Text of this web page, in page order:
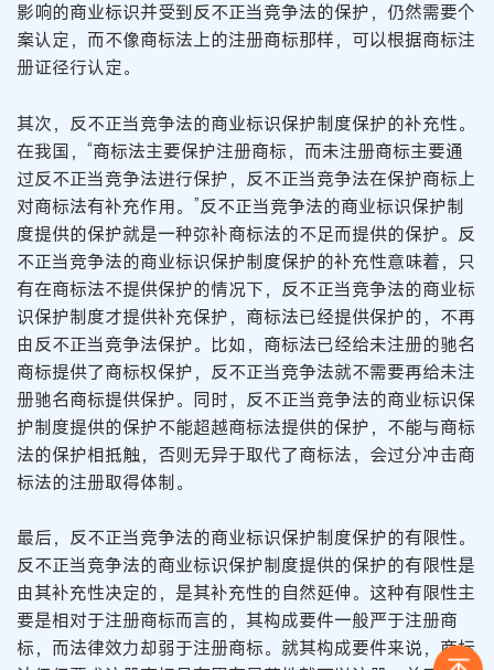
影响的商业标识并受到反不正当竞争法的保护，仍然需要个
案认定，而不像商标法上的注册商标那样，可以根据商标注
册证径行认定。
其次，反不正当竞争法的商业标识保护制度保护的补充性。
在我国，“商标法主要保护注册商标，而未注册商标主要通
过反不正当竞争法进行保护，反不正当竞争法在保护商标上
对商标法有补充作用。”反不正当竞争法的商业标识保护制
度提供的保护就是一种弥补商标法的不足而提供的保护。反
不正当竞争法的商业标识保护制度保护的补充性意味着，只
有在商标法不提供保护的情况下，反不正当竞争法的商业标
识保护制度才提供补充保护，商标法已经提供保护的，不再
由反不正当竞争法保护。比如，商标法已经给未注册的驰名
商标提供了商标权保护，反不正当竞争法就不需要再给未注
册驰名商标提供保护。同时，反不正当竞争法的商业标识保
护制度提供的保护不能超越商标法提供的保护，不能与商标
法的保护相抵触，否则无异于取代了商标法，会过分冲击商
标法的注册取得体制。
最后，反不正当竞争法的商业标识保护制度保护的有限性。
反不正当竞争法的商业标识保护制度提供的保护的有限性是
由其补充性决定的，是其补充性的自然延伸。这种有限性主
要是相对于注册商标而言的，其构成要件一般严于注册商
标，而法律效力却弱于注册商标。就其构成要件来说，商标